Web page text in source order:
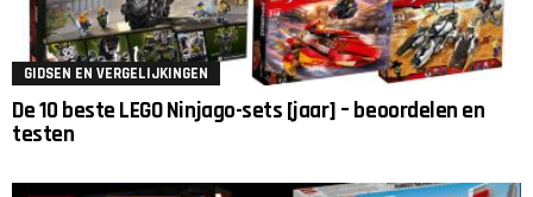
GIDSEN EN VERGELIJKINGEN
De 10 beste LEGO Ninjago-sets [jaar] – beoordelen en
testen